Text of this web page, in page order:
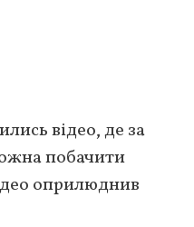
відео, де за
побачити
оприлюднив